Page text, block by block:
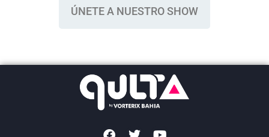
ÚNETE A NUESTRO SHOW